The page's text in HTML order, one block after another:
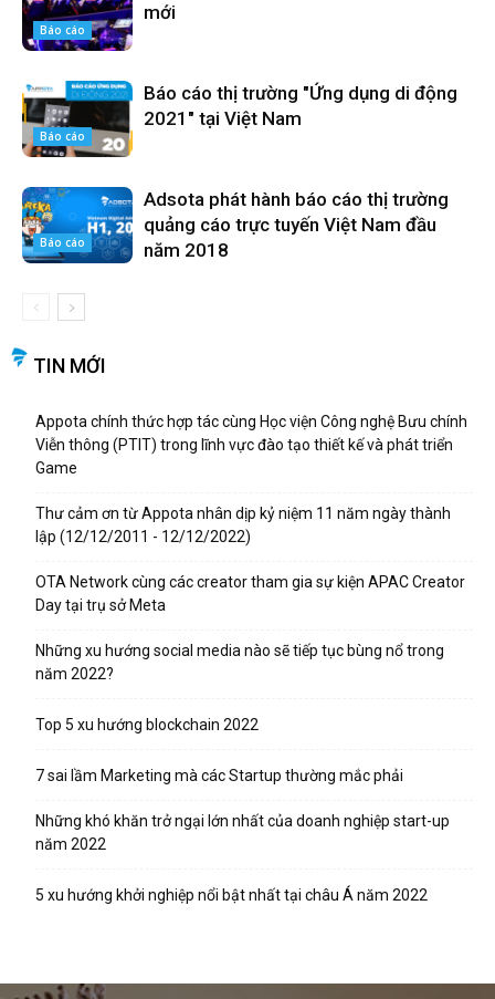
Báo cáo
mới
Báo cáo
Báo cáo thị trường "Ứng dụng di động
2021" tại Việt Nam
Báo cáo
Adsota phát hành báo cáo thị trường
quảng cáo trực tuyến Việt Nam đầu
năm 2018
TIN MỚI
Appota chính thức hợp tác cùng Học viện Công nghệ Bưu chính
Viễn thông (PTIT) trong lĩnh vực đào tạo thiết kế và phát triển
Game
Thư cảm ơn từ Appota nhân dịp kỷ niệm 11 năm ngày thành
lập (12/12/2011 - 12/12/2022)
OTA Network cùng các creator tham gia sự kiện APAC Creator
Day tại trụ sở Meta
Những xu hướng social media nào sẽ tiếp tục bùng nổ trong
năm 2022?
Top 5 xu hướng blockchain 2022
7 sai lầm Marketing mà các Startup thường mắc phải
Những khó khăn trở ngại lớn nhất của doanh nghiệp start-up
năm 2022
5 xu hướng khởi nghiệp nổi bật nhất tại châu Á năm 2022